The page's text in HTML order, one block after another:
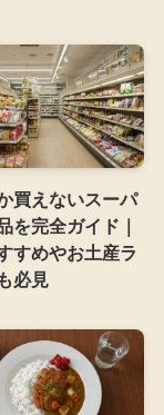
買えないスーパ
を完全ガイド｜
すめやお土産ラ
必見